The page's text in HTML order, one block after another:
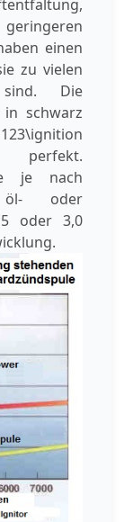
einen
zu vielen
sind. Die
schwarz
perfekt.
je nach
öl- oder
oder 3,0